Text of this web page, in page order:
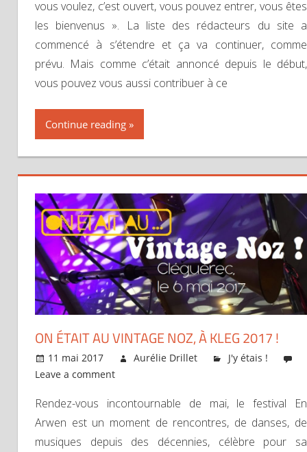
vous voulez, c’est ouvert, vous pouvez entrer, vous êtes
les bienvenus ». La liste des rédacteurs du site a
commencé à s’étendre et ça va continuer, comme
prévu. Mais comme c’était annoncé depuis le début,
vous pouvez vous aussi contribuer à ce
Continue reading
ON ÉTAIT AU VINTAGE NOZ, À KLEG 2017 !
11 mai 2017 Aurélie Drillet
J'y étais !
Leave a comment
Rendez-vous incontournable de mai, le festival En
Arwen est un moment de rencontres, de danses, de
musiques depuis des décennies, célèbre pour sa